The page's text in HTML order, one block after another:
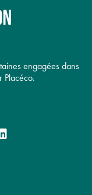
engagées dans
Placéco.